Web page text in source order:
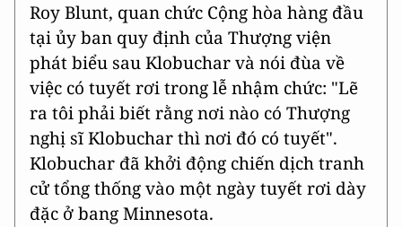
Roy Blunt, quan chức Cộng hòa hàng đầu
tại ủy ban quy định của Thượng viện
phát biểu sau Klobuchar và nói đùa về
việc có tuyết rơi trong lễ nhậm chức: "Lẽ
ra tôi phải biết rằng nơi nào có Thượng
nghị sĩ Klobuchar thì nơi đó có tuyết".
Klobuchar đã khởi động chiến dịch tranh
cử tổng thống vào một ngày tuyết rơi dày
đặc ở bang Minnesota.